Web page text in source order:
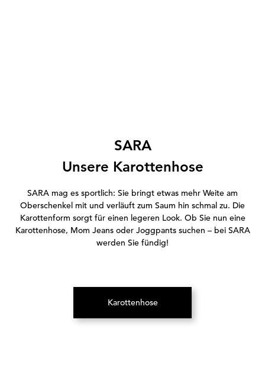
SARA
Unsere Karottenhose
SARA mag es sportlich: Sie bringt etwas mehr Weite am
Oberschenkel mit und verläuft zum Saum hin schmal zu. Die
Karottenform sorgt für einen legeren Look. Ob Sie nun eine
Karottenhose, Mom Jeans oder Joggpants suchen – bei SARA
werden Sie fündig!
Karottenhose
(Öffnet in neuem Tab)